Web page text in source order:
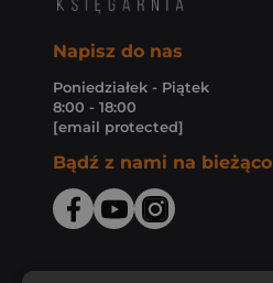
Napisz do nas
Poniedziałek - Piątek
8:00 - 18:00
[email protected]
Bądź z nami na bieżąco